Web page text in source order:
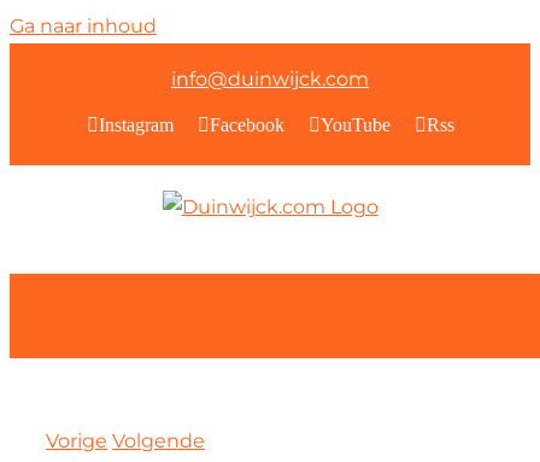
Ga naar inhoud
info@duinwijck.com
Instagram Facebook YouTube Rss
Vorige Volgende